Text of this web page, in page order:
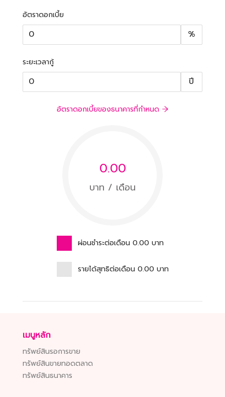
อัตราดอกเบี้ย
%
ระยะเวลากู้
ปี
อัตราดอกเบี้ยของธนาคารที่กำหนด
0.00
บาท / เดือน
ผ่อนชำระต่อเดือน 0.00 บาท
รายได้สุทธิต่อเดือน 0.00 บาท
เมนูหลัก
ทรัพย์สินรอการขาย
ทรัพย์สินขายทอดตลาด
ทรัพย์สินธนาคาร